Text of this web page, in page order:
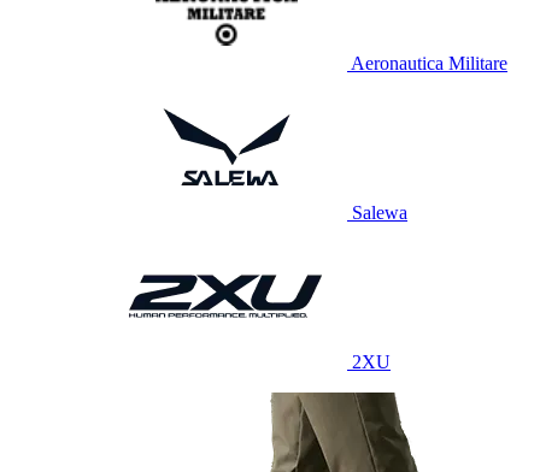
Aeronautica Militare
Salewa
2XU